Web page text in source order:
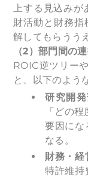
上する見込みが
財活動と財務指
解してもらうう
（2）部門間の
ROIC逆ツリー
と、以下のよう
研究開発
「どの
要因にな
なる。
財務・経
特許維持